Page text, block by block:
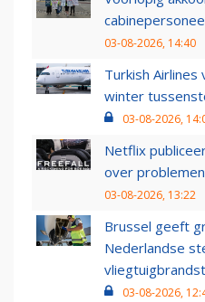
03-08-2026, 14:40
Turkish
winter
03-08-2026,
Netflix
over
03-08-2026, 13:22
Brussel geeft
Nederlandse
03-08-2026,